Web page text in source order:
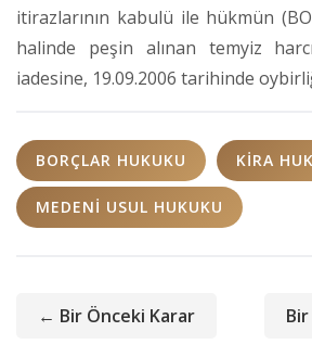
itirazlarının kabulü ile hükmün
halinde peşin alınan temyiz
iadesine, 19.09.2006 tarihinde
BORÇLAR HUKUKU KIRA
MEDENI USUL HUKUKU
← Bir Önceki Karar